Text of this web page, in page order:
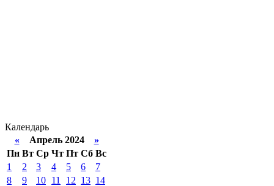
Календарь
«Апрель 2024 »
Пн Вт Ср Чт Пт Сб Вс
1
2 3 4 5 6
7
8
9 10 11 12 13 14